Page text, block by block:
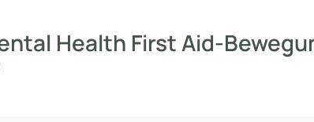
Health First Aid-